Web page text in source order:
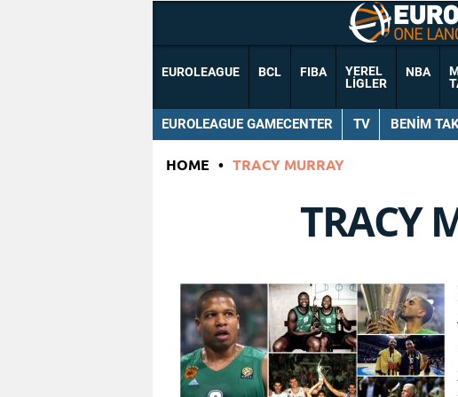
EUROLEAGUE BCL FIBA
YEREL
LIGLER
NBA
EUROLEAGUE GAMECENTER TV BENIM
HOME • TRACY MURRAY
TRACY